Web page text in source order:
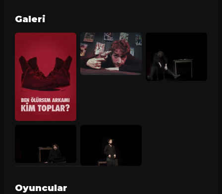
Galeri
Oyuncular